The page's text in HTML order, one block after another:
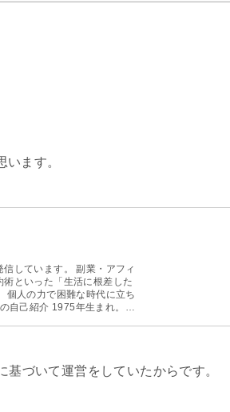
ます。
す。 副業・アフィ
といった「生活に根差した
。 現在は妻と息
基づいて運営をしていたからです。